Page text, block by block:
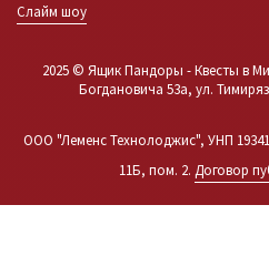
Слайм шоу
2025 © Ящик Пандоры - Квесты в
Богдановича 53а, ул.
ООО "Леменс Технолоджис", УНП
11Б, пом. 2. Договор